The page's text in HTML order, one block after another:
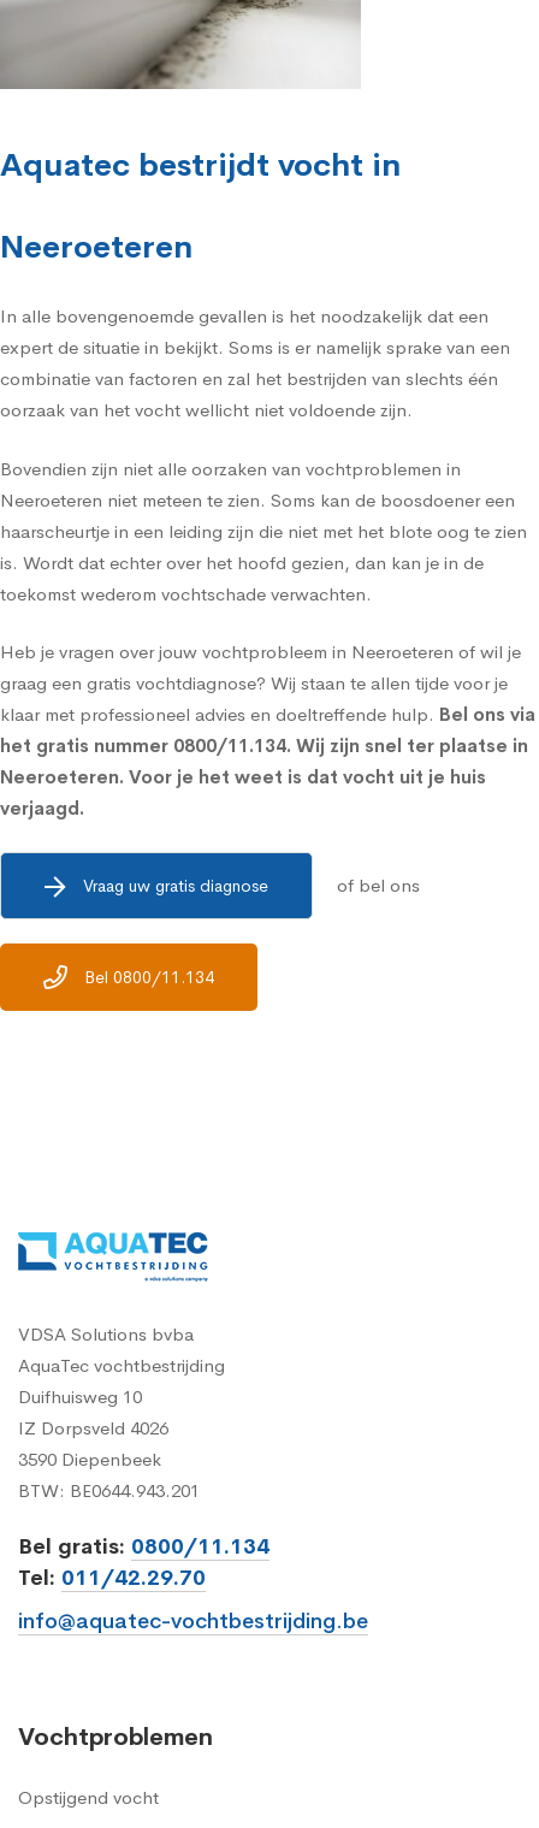
Aquatec bestrijdt vocht in
Neeroeteren
In alle bovengenoemde gevallen is het noodzakelijk dat een
expert de situatie in bekijkt. Soms is er namelijk sprake van een
combinatie van factoren en zal het bestrijden van slechts één
oorzaak van het vocht wellicht niet voldoende zijn.
Bovendien zijn niet alle oorzaken van vochtproblemen in
Neeroeteren niet meteen te zien. Soms kan de boosdoener een
haarscheurtje in een leiding zijn die niet met het blote oog te zien
is. Wordt dat echter over het hoofd gezien, dan kan je in de
toekomst wederom vochtschade verwachten.
Heb je vragen over jouw vochtprobleem in Neeroeteren of wil je
graag een gratis vochtdiagnose? Wij staan te allen tijde voor je
klaar met professioneel advies en doeltreffende hulp. Bel ons via
het gratis nummer 0800/11.134. Wij zijn snel ter plaatse in
Neeroeteren. Voor je het weet is dat vocht uit je huis
verjaagd.
Vraag uw gratis diagnose of bel ons
Bel 0800/11.134
VDSA Solutions bvba
AquaTec vochtbestrijding
Duifhuisweg 10
IZ Dorpsveld 4026
3590 Diepenbeek
BTW: BE0644.943.201
Bel gratis: 0800/11.134
Tel: 011/42.29.70
info@aquatec-vochtbestrijding.be
Vochtproblemen
Opstijgend vocht